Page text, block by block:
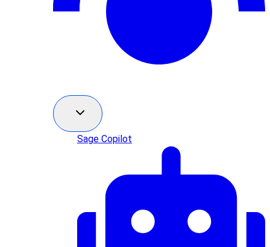
Sage Copilot